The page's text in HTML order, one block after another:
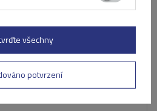
potvrzení
všechny